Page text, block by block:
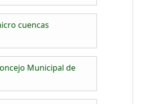
cuencas
Municipal de